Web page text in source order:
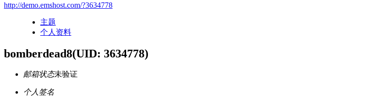
http://demo.emshost.com/?3634778
主题
个人资料
bomberdead8(UID: 3634778)
邮箱状态未验证
个人签名